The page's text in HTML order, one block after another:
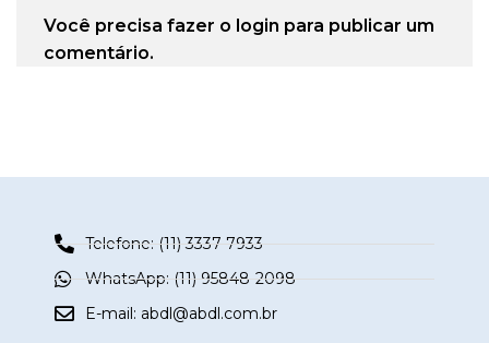
Você precisa fazer o login para publicar um
comentário.
Telefone: (11) 3337-7933
WhatsApp: (11) 95848-2098
E-mail: abdl@abdl.com.br